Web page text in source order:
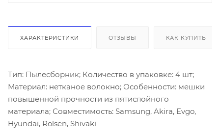
ХАРАКТЕРИСТИКИ ОТЗЫВЫ КАК КУПИТЬ
Тип: Пылесборник; Количество в упаковке: 4 шт;
Материал: нетканое волокно; Особенности: мешки
повышенной прочности из пятислойного
материала; Совместимость: Samsung, Akira, Evgo,
Hyundai, Rolsen, Shivaki